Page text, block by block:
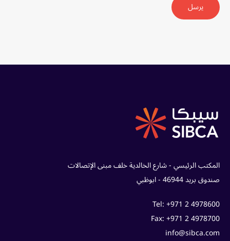
المكتب الرئيسي - شارع الخالدية خلف مبنى الإتصالات
صندوق بريد 46944 - ابوظبي
Tel: +971 2 4978600
Fax: +971 2 4978700
info@sibca.com